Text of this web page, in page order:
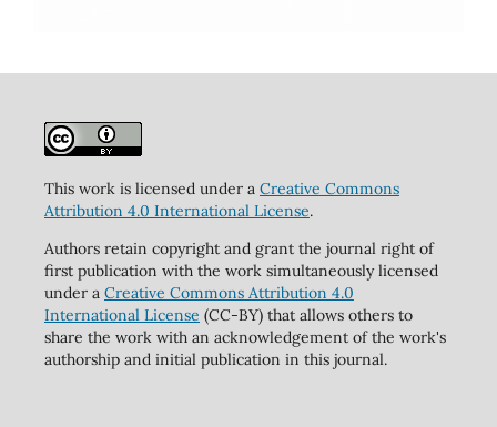
This work is licensed under a Creative Commons
Attribution 4.0 International License.
Authors retain copyright and grant the journal right of
first publication with the work simultaneously licensed
under a Creative Commons Attribution 4.0
International License (CC-BY) that allows others to
share the work with an acknowledgement of the work's
authorship and initial publication in this journal.